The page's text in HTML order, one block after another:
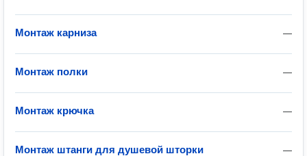
—
Монтаж карниза
—
Монтаж полки
—
Монтаж крючка
—
Монтаж штанги для душевой шторки